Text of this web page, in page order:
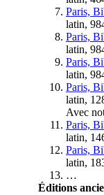
Paris,
latin,
Paris,
latin,
Paris,
latin,
Paris,
latin,
Avec
Paris,
latin,
Paris,
latin,
…
Éditions